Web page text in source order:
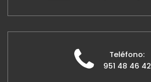
Teléfono:
951 48 46 42